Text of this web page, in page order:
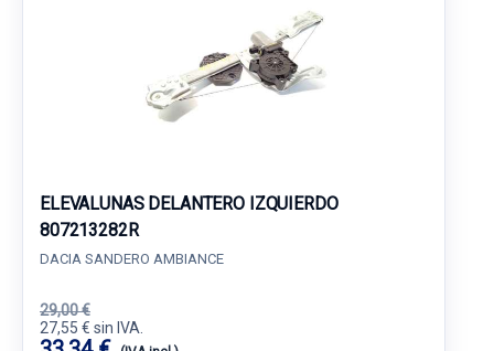
ELEVALUNAS DELANTERO IZQUIERDO
807213282R
DACIA SANDERO AMBIANCE
29,00 €
27,55 € sin IVA.